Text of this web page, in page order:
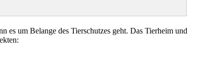
es um Belange des Tierschutzes geht. Das Tierheim und